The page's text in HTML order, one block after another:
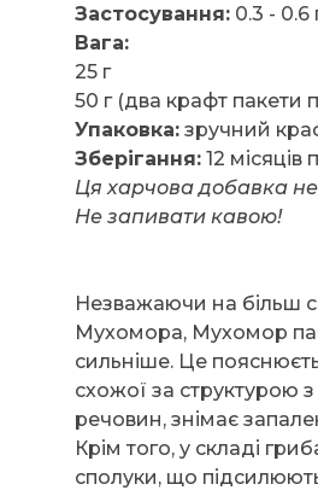
Застосування: 0.3 -
Вага:
25 г
50 г (два крафт пакети
Упаковка: зручний
Зберігання: 12 місяців
Ця харчова добавка
Не запивати кавою!
Незважаючи на більш
Мухомора, Мухомор
сильніше. Це
схожої за структурою з
речовин, знімає
Крім того, у складі
сполуки, що